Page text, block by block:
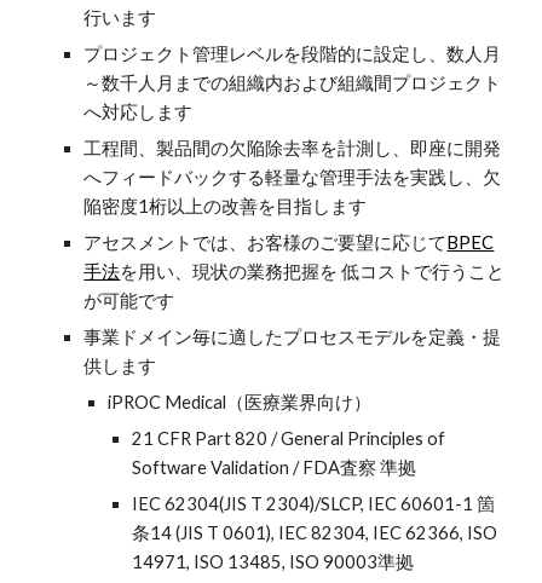
行います
プロジェクト管理レベルを段階的に設定し、数人月
～数千人月までの組織内および組織間プロジェクト
へ対応します
工程間、製品間の欠陥除去率を計測し、即座に開発
へフィードバックする軽量な管理手法を実践し、欠
陥密度1桁以上の改善を目指します
アセスメントでは、お客様のご要望に応じてBPEC
手法を用い、現状の業務把握を 低コストで行うこと
が可能です
事業ドメイン毎に適したプロセスモデルを定義・提
供します
iPROC Medical（医療業界向け）
21 CFR Part 820 / General Principles of
Software Validation / FDA査察 準拠
IEC 62304(JIS T 2304)/SLCP, IEC 60601-1 箇
条14 (JIS T 0601), IEC 82304, IEC 62366, ISO
14971, ISO 13485, ISO 90003準拠